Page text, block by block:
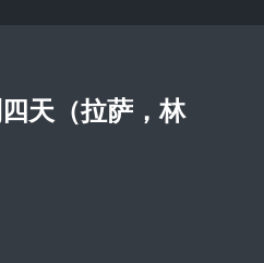
天（拉萨，林